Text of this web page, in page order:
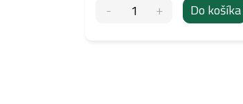
Do košíka